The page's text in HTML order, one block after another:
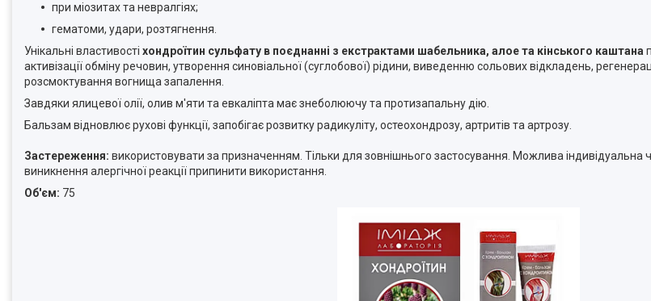
при міозитах та невралгіях;
гематоми, удари, розтягнення.
Унікальні властивості хондроїтин сульфату в поєднанні з екстрактами шабельника, алое та кінського каштана
активізації обміну речовин, утворення синовіальної (суглобової) рідини, виведенню сольових відкладень,
розсмоктування вогнища запалення.
Завдяки ялицевої олії, олив м'яти та евкаліпта має знеболюючу та протизапальну дію.
Бальзам відновлює рухові функції, запобігає розвитку радикуліту, остеохондрозу, артритів та артрозу.
Застереження: використовувати за призначенням. Тільки для зовнішнього застосування. Можлива індивідуальна
виникнення алергічної реакції припинити використання.
Об'єм: 75